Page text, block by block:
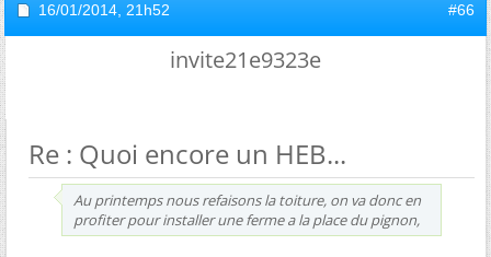
16/01/2014, 21h52 #66
invite21e9323e
Re : Quoi encore un HEB...
Au printemps nous refaisons la toiture, on va donc en
profiter pour installer une ferme a la place du pignon,